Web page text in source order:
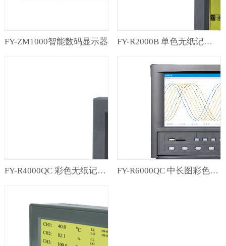
FY-ZM1000智能数码显示器 FY-R2000B 单色无纸记录仪
FY-R4000QC 彩色无纸记录仪 FY-R6000QC 中长图彩色无纸记录仪